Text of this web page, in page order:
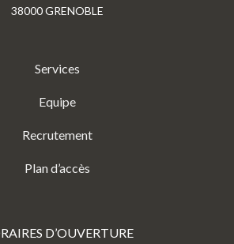
38000 GRENOBLE
Services
Equipe
Recrutement
Plan d’accès
D’OUVERTURE